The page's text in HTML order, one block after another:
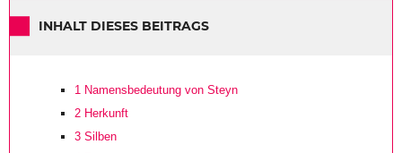
INHALT DIESES BEITRAGS
1 Namensbedeutung von Steyn
2 Herkunft
3 Silben